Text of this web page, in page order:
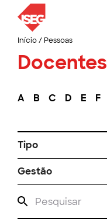
Início/ Pessoas
Docentes
A B C D E F
Tipo
Gestão